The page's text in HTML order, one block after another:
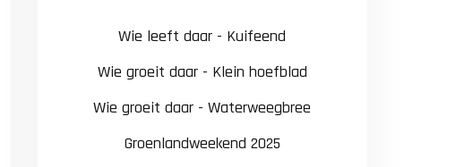
Wie leeft daar - Kuifeend
Wie groeit daar - Klein hoefblad
Wie groeit daar - Waterweegbree
Groenlandweekend 2025